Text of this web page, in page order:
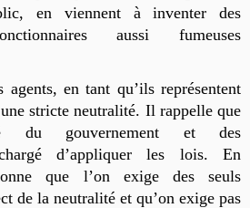
en viennent à inventer des
aussi fumeuses
en tant qu’ils représentent
stricte neutralité. Il rappelle que
du gouvernement et des
d’appliquer les lois. En
que l’on exige des seuls
de la neutralité et qu’on exige pas